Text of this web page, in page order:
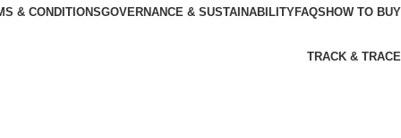
& CONDITIONSGOVERNANCE & SUSTAINABILITYFAQS HOW TO BUY
TRACK & TRACE